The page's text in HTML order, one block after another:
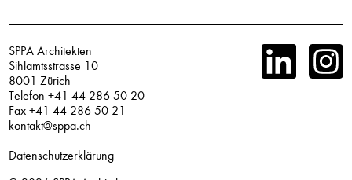
SPPA Architekten
Sihlamtsstrasse 10
8001 Zürich
Telefon +41 44 286 50 20
Fax +41 44 286 50 21
kontakt@sppa.ch
Datenschutzerklärung